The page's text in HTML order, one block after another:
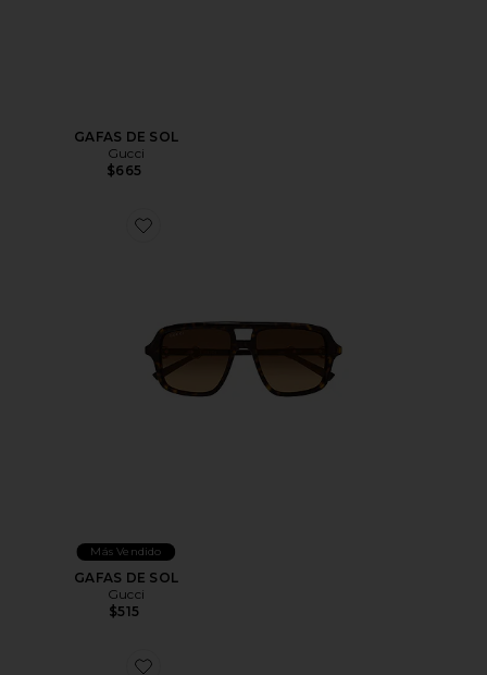
GAFAS DE SOL
Gucci
$665
Favorite GAFAS DE SOL
Más Vendido
GAFAS DE SOL
Gucci
$515